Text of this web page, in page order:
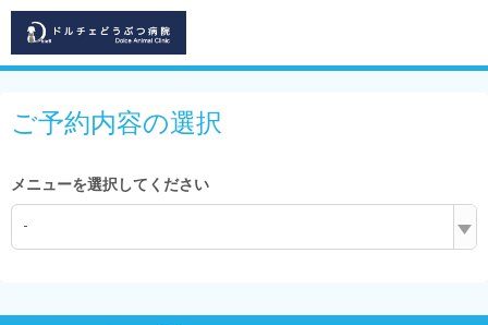
ご予約内容の選択
メニューを選択してください
-